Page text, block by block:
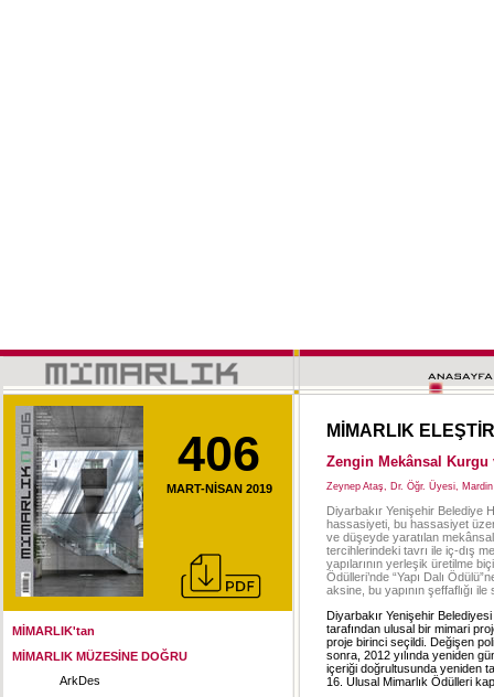
406
MART-NİSAN 2019
MİMARLIK'tan
MİMARLIK MÜZESİNE DOĞRU
ArkDes
MİMARLIK
Zengin Mekânsal Kurgu
Zeynep Ataş, Dr. Öğr. Üyesi,
Diyarbakır Yenişehir Belediye
hassasiyeti, bu hassasiyet
ve düşeyde yaratılan
tercihlerindeki tavrı ile iç-dış
yapılarının yerleşik üretilme
Ödülleri’nde “Yapı Dalı
aksine, bu yapının şeffaflığı
Diyarbakır Yenişehir
tarafından ulusal bir mimari
proje birinci seçildi. Değişen
sonra, 2012 yılında yeniden
içeriği doğrultusunda yeniden
16. Ulusal Mimarlık Ödülleri